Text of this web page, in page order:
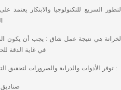
التطور السريع للتكنولوجيا والابتكار يعتمد
الخزانة هي نتيجة عمل شاق : يجب أن يكون
في غاية الدقة
لهذ ا EMEM توفر الأدوات والدراية والضرورات لتحقيق التركيبات الكهربائية الخاصة بك :
صناديق